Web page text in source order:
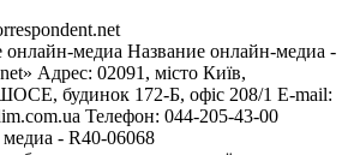
онлайн-медиа Название онлайн-медиа -
Адрес: 02091, місто Київ,
будинок 172-Б, офіс 208/1 E-mail:
Телефон: 044-205-43-00
- R40-06068